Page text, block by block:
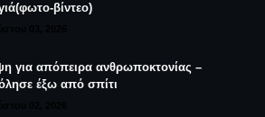
βίντεο)
για απόπειρα ανθρωποκτονίας –
έξω από σπίτι